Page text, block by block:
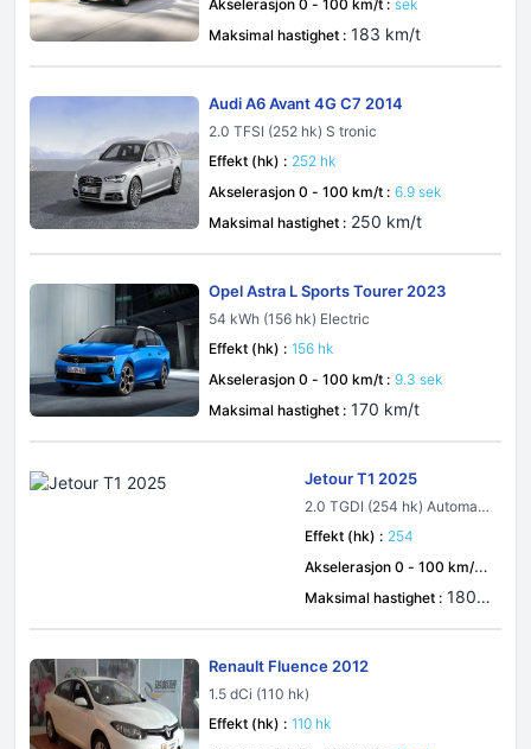
Akselerasjon 0 - 100 km/t : sek
Maksimal hastighet : 183 km/t
Audi A6 Avant 4G C7 2014
2.0 TFSI (252 hk) S tronic
Effekt (hk) : 252 hk
Akselerasjon 0 - 100 km/t : 6.9 sek
Maksimal hastighet : 250 km/t
Opel Astra L Sports Tourer 2023
54 kWh (156 hk) Electric
Effekt (hk) : 156 hk
Akselerasjon 0 - 100 km/t : 9.3 sek
Maksimal hastighet : 170 km/t
Jetour T1 2025
2.0 TGDI (254 hk) Automati
Effekt (hk) : 254
Akselerasjon 0 - 100 km/t :
8.6 sek
Maksimal hastighet : 180 k
Renault Fluence 2012
1.5 dCi (110 hk)
Effekt (hk) : 110 hk